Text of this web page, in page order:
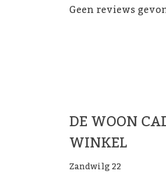
Geen reviews
DE WOON
WINKEL
Zandwilg 22